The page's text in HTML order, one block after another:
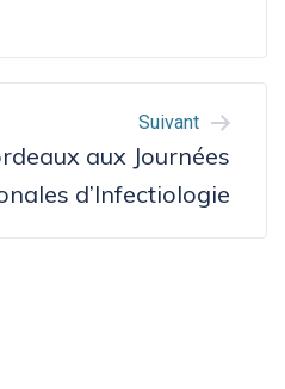
Suivant
aux Journées
d’Infectiologie